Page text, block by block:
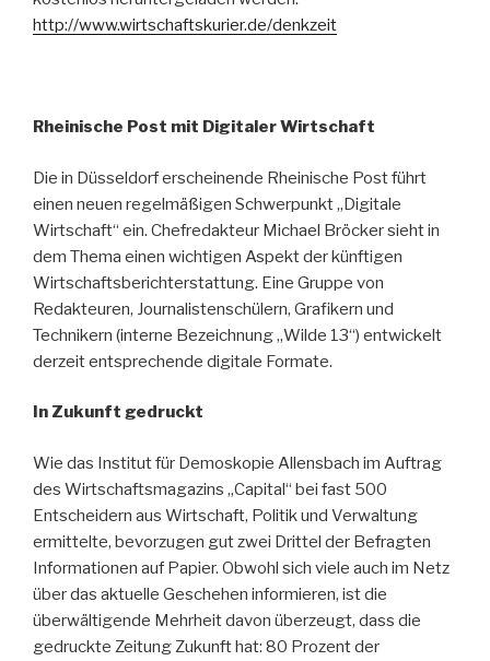
http://www.wirtschaftskurier.de/denkzeit
Rheinische Post mit Digitaler Wirtschaft
Die in Düsseldorf erscheinende Rheinische Post führt
einen neuen regelmäßigen Schwerpunkt „Digitale
Wirtschaft“ ein. Chefredakteur Michael Bröcker sieht in
dem Thema einen wichtigen Aspekt der künftigen
Wirtschaftsberichterstattung. Eine Gruppe von
Redakteuren, Journalistenschülern, Grafikern und
Technikern (interne Bezeichnung „Wilde 13“) entwickelt
derzeit entsprechende digitale Formate.
In Zukunft gedruckt
Wie das Institut für Demoskopie Allensbach im Auftrag
des Wirtschaftsmagazins „Capital“ bei fast 500
Entscheidern aus Wirtschaft, Politik und Verwaltung
ermittelte, bevorzugen gut zwei Drittel der Befragten
Informationen auf Papier. Obwohl sich viele auch im Netz
über das aktuelle Geschehen informieren, ist die
überwältigende Mehrheit davon überzeugt, dass die
gedruckte Zeitung Zukunft hat: 80 Prozent der